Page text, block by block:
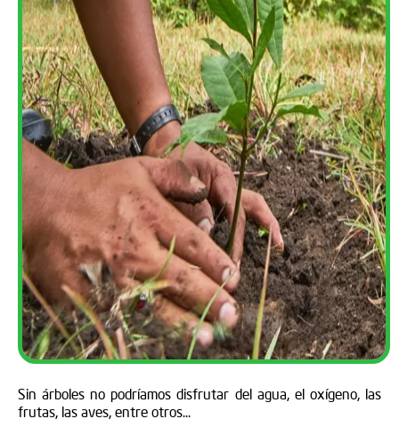
Sin árboles no podríamos disfrutar del agua, el oxígeno, las
frutas, las aves, entre otros...